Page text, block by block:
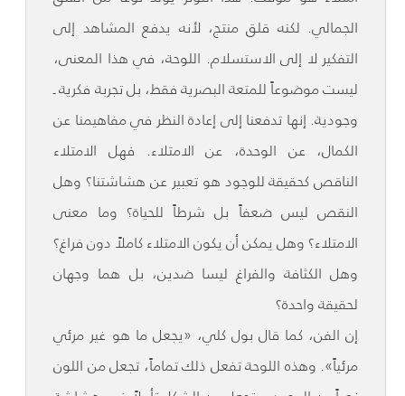
الجمالي. لكنه قلق منتج، لأنه يدفع المشاهد إلى
التفكير لا إلى الاستسلام. اللوحة، في هذا المعنى،
ليست موضوعاً للمتعة البصرية فقط، بل تجربة فكرية ـ
وجودية. إنها تدفعنا إلى إعادة النظر في مفاهيمنا عن
الكمال، عن الوحدة، عن الامتلاء. فهل الامتلاء
الناقص كحقيقة للوجود هو تعبير عن هشاشتنا؟ وهل
النقص ليس ضعفاً بل شرطاً للحياة؟ وما معنى
الامتلاء؟ وهل يمكن أن يكون الامتلاء كاملاً دون فراغ؟
وهل الكثافة والفراغ ليسا ضدين، بل هما وجهان
لحقيقة واحدة؟
إن الفن، كما قال بول كلي، «يجعل ما هو غير مرئي
مرئياً». وهذه اللوحة تفعل ذلك تماماً، تجعل من اللون